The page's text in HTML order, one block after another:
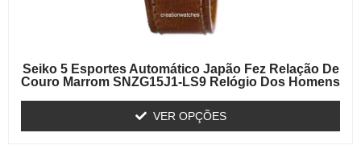
Seiko 5 Esportes Automático Japão Fez Relação De
Couro Marrom SNZG15J1-LS9 Relógio Dos Homens
VER OPÇÕES